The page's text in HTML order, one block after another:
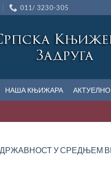
011/ 3230-305
НАША КЊИЖАРА АКТУЕЛНО